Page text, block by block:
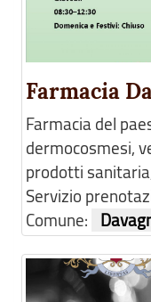
Farmacia
Farmacia del
dermocosmesi,
prodotti
Servizio
Comune: